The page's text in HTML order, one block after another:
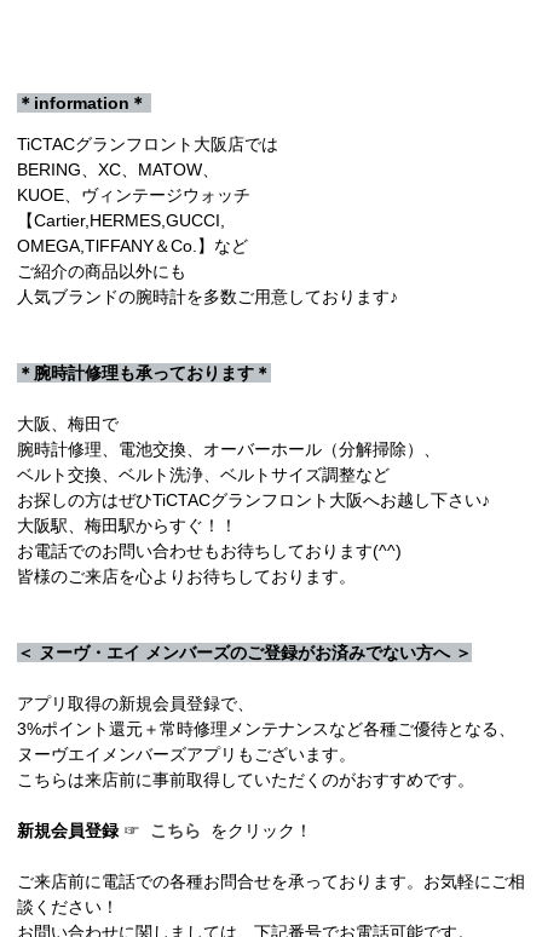
＊information＊
TiCTACグランフロント大阪店では
BERING、XC、MATOW、
KUOE、ヴィンテージウォッチ
【Cartier,HERMES,GUCCI,
OMEGA,TlFFANY＆Co.】など
ご紹介の商品以外にも
人気ブランドの腕時計を多数ご用意しております♪
＊腕時計修理も承っております＊
大阪、梅田で
腕時計修理、電池交換、オーバーホール（分解掃除）、
ベルト交換、ベルト洗浄、ベルトサイズ調整など
お探しの方はぜひTiCTACグランフロント大阪へお越し下さい♪
大阪駅、梅田駅からすぐ！！
お電話でのお問い合わせもお待ちしております(^^)
皆様のご来店を心よりお待ちしております。
＜ ヌーヴ・エイ メンバーズのご登録がお済みでない方へ ＞
アプリ取得の新規会員登録で、
3%ポイント還元＋常時修理メンテナンスなど各種ご優待となる、
ヌーヴエイメンバーズアプリもございます。
こちらは来店前に事前取得していただくのがおすすめです。
新規会員登録 ☞ こちら をクリック！
ご来店前に電話での各種お問合せを承っております。お気軽にご相
談ください！
お問い合わせに関しましては、下記番号でお電話可能です。